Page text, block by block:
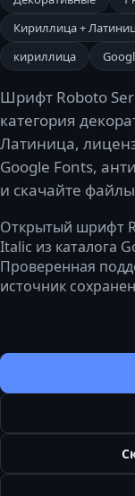
Кириллица +
кириллица
Шрифт Roboto
категория
Латиница,
Google Fonts,
и скачайте
Открытый шрифт
Italic из каталога
Проверенная
источник